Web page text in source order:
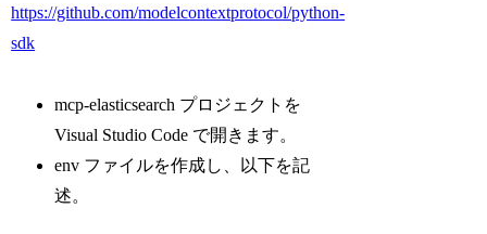
https://github.com/modelcontextprotocol/python-
sdk
mcp-elasticsearch プロジェクトを
Visual Studio Code で開きます。
env ファイルを作成し、以下を記
述。